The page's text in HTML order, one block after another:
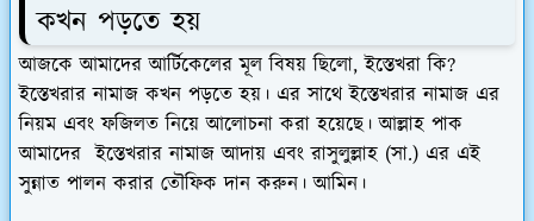
কখন পড়তে হয়
আজকে আমাদের আর্টিকেলের মূল বিষয় ছিলো, ইস্তেখরা কি?
ইস্তেখরার নামাজ কখন পড়তে হয়। এর সাথে ইস্তেখরার নামাজ এর
নিয়ম এবং ফজিলত নিয়ে আলোচনা করা হয়েছে। আল্লাহ পাক
আমাদের ইস্তেখরার নামাজ আদায় এবং রাসুলুল্লাহ (সা.) এর এই
সুন্নাত পালন করার তৌফিক দান করুন। আমিন।